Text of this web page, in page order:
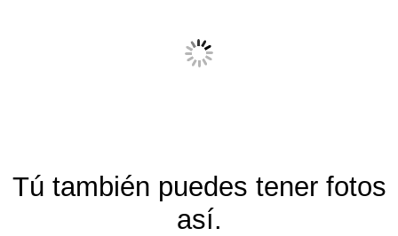
Tú también puedes tener fotos
así.